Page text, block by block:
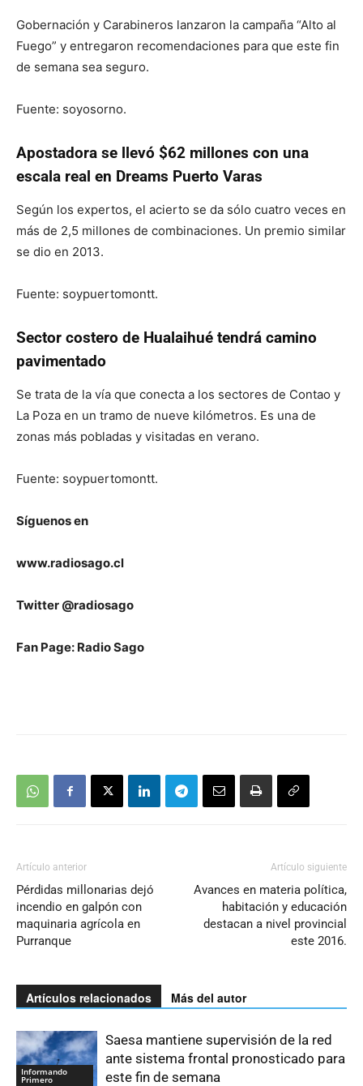
Gobernación y Carabineros lanzaron la campaña “Alto al
Fuego” y entregaron recomendaciones para que este fin
de semana sea seguro.
Fuente: soyosorno.
Apostadora se llevó $62 millones con una
escala real en Dreams Puerto Varas
Según los expertos, el acierto se da sólo cuatro veces en
más de 2,5 millones de combinaciones. Un premio similar
se dio en 2013.
Fuente: soypuertomontt.
Sector costero de Hualaihué tendrá camino
pavimentado
Se trata de la vía que conecta a los sectores de Contao y
La Poza en un tramo de nueve kilómetros. Es una de
zonas más pobladas y visitadas en verano.
Fuente: soypuertomontt.
Síguenos en
www.radiosago.cl
Twitter @radiosago
Fan Page: Radio Sago
Artículo anterior
Pérdidas millonarias dejó
incendio en galpón con
maquinaria agrícola en
Purranque
Artículo siguiente
Avances en materia política,
habitación y educación
destacan a nivel provincial
este 2016.
Artículos relacionados Más del autor
Informando
Primero
Saesa mantiene supervisión de la red
ante sistema frontal pronosticado para
este fin de semana